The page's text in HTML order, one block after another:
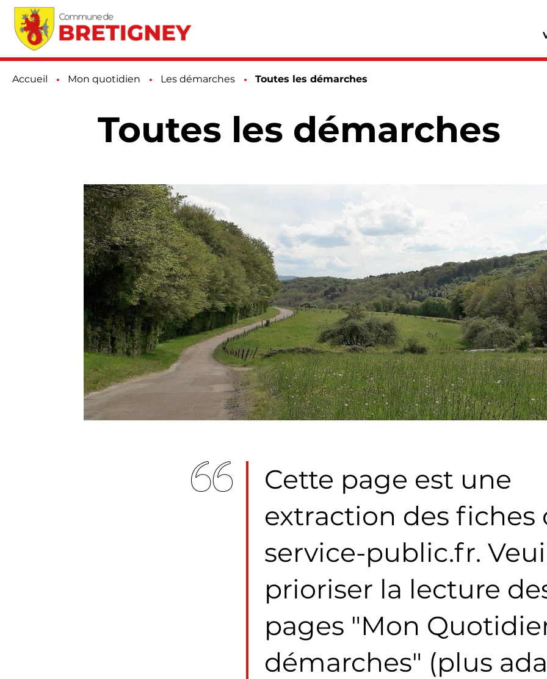
Accueil Mon quotidien Les démarches Page active :
Toutes les démarches
Toutes les démarches
Cette page est une
extraction des fiches
service-public.fr.
prioriser la lecture
pages "Mon
démarches" (plus